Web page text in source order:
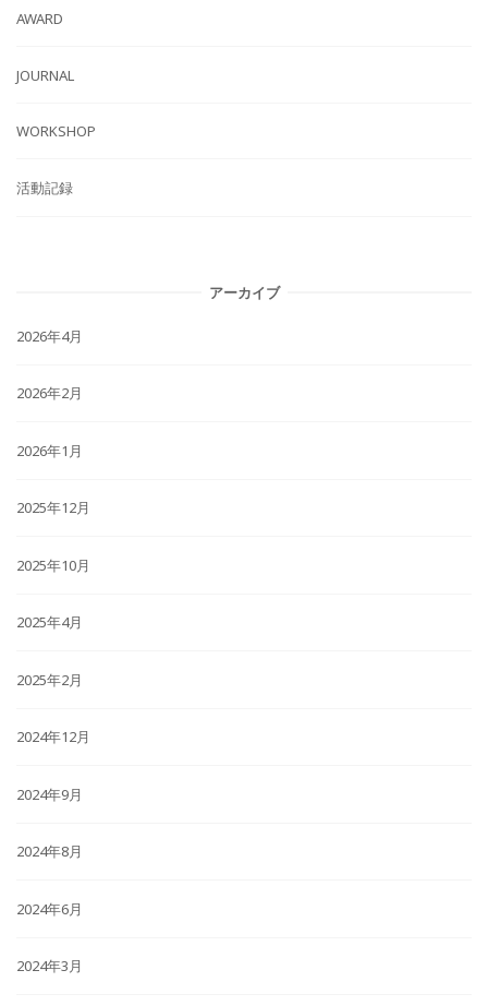
AWARD
JOURNAL
WORKSHOP
活動記録
アーカイブ
2026年4月
2026年2月
2026年1月
2025年12月
2025年10月
2025年4月
2025年2月
2024年12月
2024年9月
2024年8月
2024年6月
2024年3月